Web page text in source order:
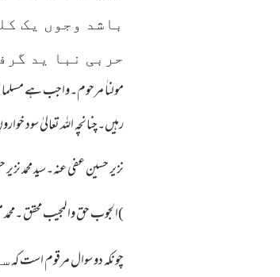
باشد وجوں یک
حربی نبا ید
مولناٰ مرحوم۔واجب ہے
رہیں۔چنانچہ اللہ تعالیٰ سود
نزیر حسین عفی عنہ۔سید محمد
)الجوب حق والمجیب محقق
چونکہ دو سوال مرقوم است کہ